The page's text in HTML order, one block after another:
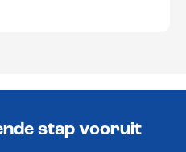
stap vooruit